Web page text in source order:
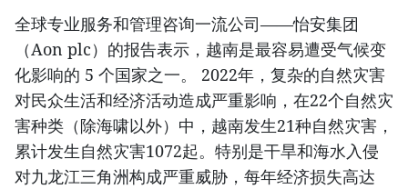
全球专业服务和管理咨询一流公司——怡安集团
（Aon plc）的报告表示，越南是最容易遭受气候变
化影响的 5 个国家之一。 2022年，复杂的自然灾害
对民众生活和经济活动造成严重影响，在22个自然灾
害种类（除海啸以外）中，越南发生21种自然灾害，
累计发生自然灾害1072起。特别是干旱和海水入侵
对九龙江三角洲构成严重威胁，每年经济损失高达